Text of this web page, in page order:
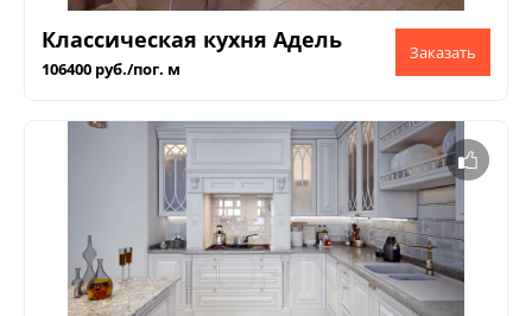
Классическая кухня Адель
106400 руб./пог. м